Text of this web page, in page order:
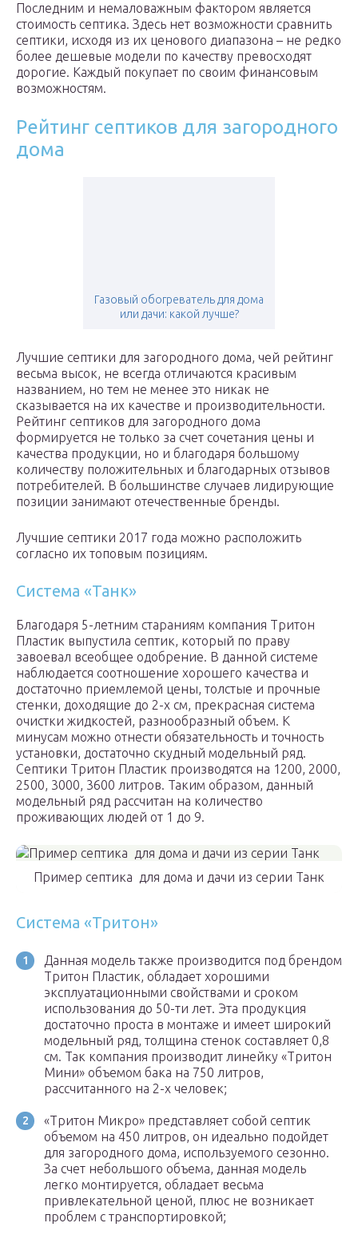
Последним и немаловажным фактором является
стоимость септика. Здесь нет возможности сравнить
септики, исходя из их ценового диапазона – не редко
более дешевые модели по качеству превосходят
дорогие. Каждый покупает по своим финансовым
возможностям.
Рейтинг септиков для загородного
дома
Газовый обогреватель для дома
или дачи: какой лучше?
Лучшие септики для загородного дома, чей рейтинг
весьма высок, не всегда отличаются красивым
названием, но тем не менее это никак не
сказывается на их качестве и производительности.
Рейтинг септиков для загородного дома
формируется не только за счет сочетания цены и
качества продукции, но и благодаря большому
количеству положительных и благодарных отзывов
потребителей. В большинстве случаев лидирующие
позиции занимают отечественные бренды.
Лучшие септики 2017 года можно расположить
согласно их топовым позициям.
Система «Танк»
Благодаря 5-летним стараниям компания Тритон
Пластик выпустила септик, который по праву
завоевал всеобщее одобрение. В данной системе
наблюдается соотношение хорошего качества и
достаточно приемлемой цены, толстые и прочные
стенки, доходящие до 2-х см, прекрасная система
очистки жидкостей, разнообразный объем. К
минусам можно отнести обязательность и точность
установки, достаточно скудный модельный ряд.
Септики Тритон Пластик производятся на 1200, 2000,
2500, 3000, 3600 литров. Таким образом, данный
модельный ряд рассчитан на количество
проживающих людей от 1 до 9.
Пример септика для дома и дачи из серии Танк
Система «Тритон»
Данная модель также производится под брендом
Тритон Пластик, обладает хорошими
эксплуатационными свойствами и сроком
использования до 50-ти лет. Эта продукция
достаточно проста в монтаже и имеет широкий
модельный ряд, толщина стенок составляет 0,8
см. Так компания производит линейку «Тритон
Мини» объемом бака на 750 литров,
рассчитанного на 2-х человек;
«Тритон Микро» представляет собой септик
объемом на 450 литров, он идеально подойдет
для загородного дома, используемого сезонно.
За счет небольшого объема, данная модель
легко монтируется, обладает весьма
привлекательной ценой, плюс не возникает
проблем с транспортировкой;